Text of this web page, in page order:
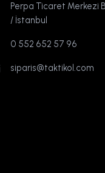
Perpa Ticaret Merkezi B
/ İstanbul
0 552 652 57 96
siparis@taktikol.com